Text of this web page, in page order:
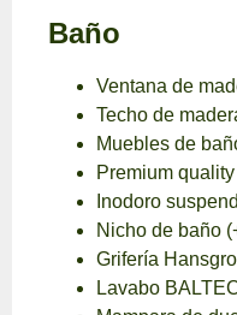
Baño
Ventana de
Techo de
Muebles de
Premium
Inodoro
Nicho de baño
Grifería
Lavabo